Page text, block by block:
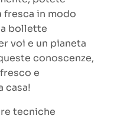
fresca in modo
bollette
voi e un pianeta
conoscenze,
e
casa!
tecniche